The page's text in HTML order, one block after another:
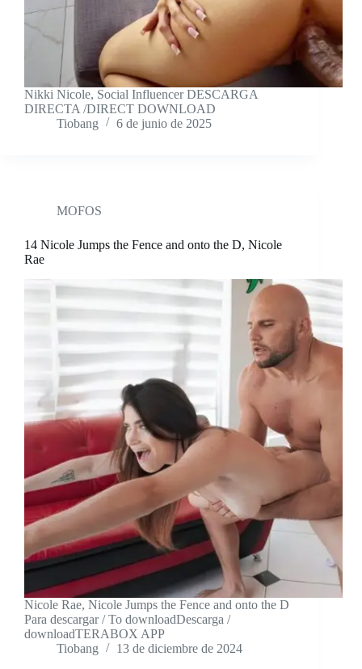
Nikki Nicole, Social Influencer DESCARGA
DIRECTA /DIRECT DOWNLOAD
Tiobang
6 de junio de 2025
MOFOS
14 Nicole Jumps the Fence and onto the D, Nicole
Rae
Nicole Rae, Nicole Jumps the Fence and onto the D
Para descargar / To downloadDescarga /
downloadTERABOX APP
Tiobang
13 de diciembre de 2024